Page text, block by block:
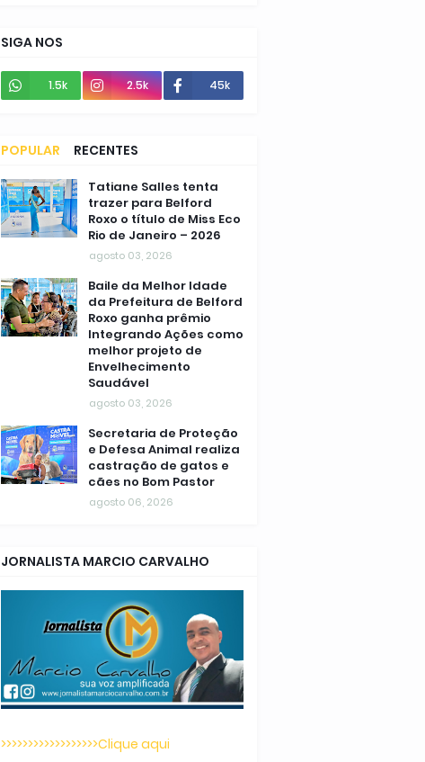
SIGA NOS
1.5k 2.5k 45k
POPULAR
RECENTES
COMENTÁRIOSTatiane Salles tenta
trazer para Belford
Roxo o título de Miss Eco
Rio de Janeiro – 2026
agosto 03, 2026
Baile da Melhor Idade
da Prefeitura de Belford
Roxo ganha prêmio
Integrando Ações como
melhor projeto de
Envelhecimento
Saudável
agosto 03, 2026
Secretaria de Proteção
e Defesa Animal realiza
castração de gatos e
cães no Bom Pastor
agosto 06, 2026
JORNALISTA MARCIO CARVALHO
>>>>>>>>>>>>>>>>>>Clique aqui